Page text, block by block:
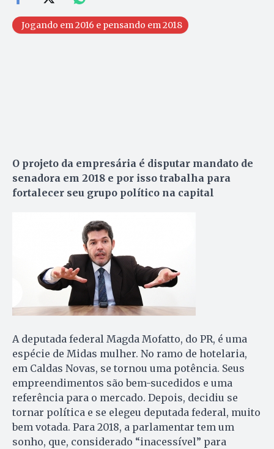
Jogando em 2016 e pensando em 2018
O projeto da empresária é disputar mandato de
senadora em 2018 e por isso trabalha para
fortalecer seu grupo político na capital
A deputada federal Magda Mofatto, do PR, é uma
espécie de Midas mulher. No ramo de hotelaria,
em Caldas Novas, se tornou uma potência. Seus
empreendimentos são bem-sucedidos e uma
referência para o mercado. Depois, decidiu se
tornar política e se elegeu deputada federal, muito
bem votada. Para 2018, a parlamentar tem um
sonho, que, considerado “inacessível” para